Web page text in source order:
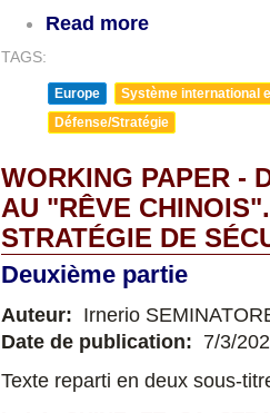
Read more
TAGS:
Europe
Système international
Défense/Stratégie
WORKING PAPER -
AU "RÊVE
STRATÉGIE DE
Deuxième partie
Auteur: Irnerio
Date de publication: 7/3/
Texte reparti en deux sous-